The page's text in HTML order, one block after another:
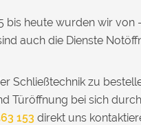
heute wurden wir
auch die Dienste
Schließtechnik zu
Türöffnung bei sich
153 direkt uns